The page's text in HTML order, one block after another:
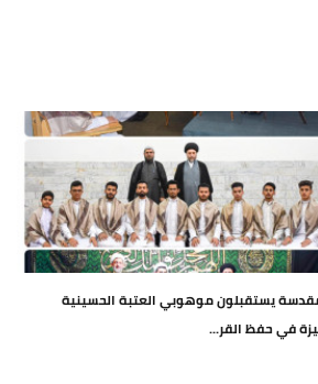
يستقبلون موهوبي العتبة الحسينية
في حفظ القر...